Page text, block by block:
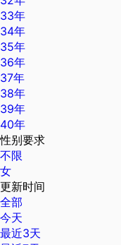
33年
34年
35年
36年
37年
38年
39年
40年
性别要求
不限
女
更新时间
全部
今天
最近3天